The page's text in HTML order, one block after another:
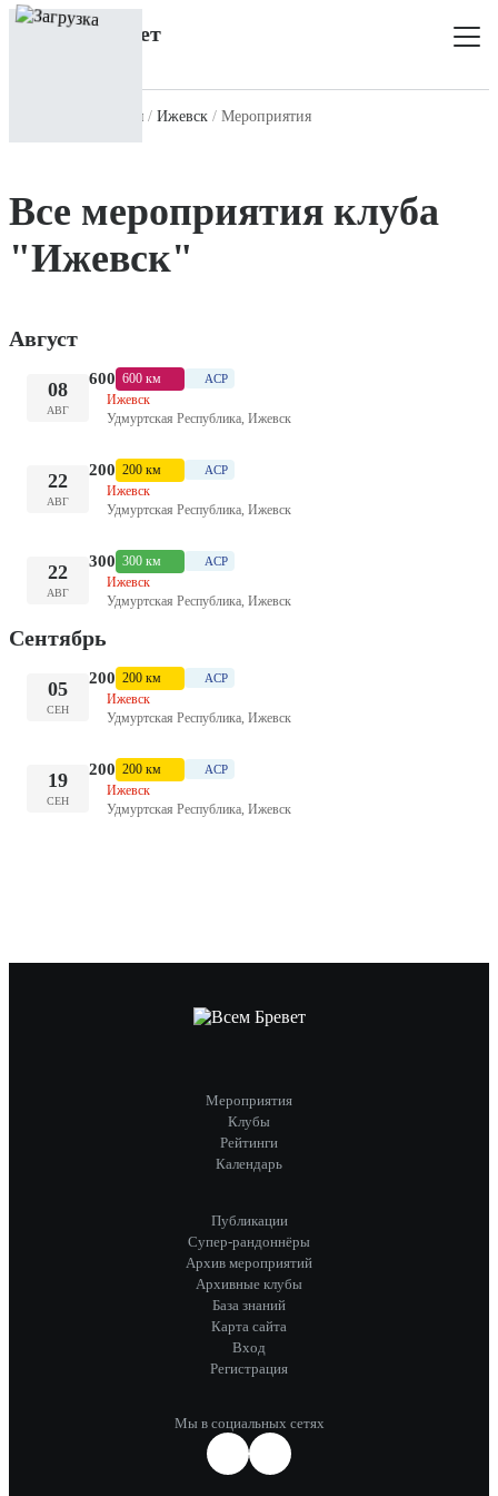
Все клубы Ижевск Мероприятия
Все мероприятия клуба
"Ижевск"
Август
08
АВГ
600 600 км ACP
Ижевск
Удмуртская Республика, Ижевск
22
АВГ
200 200 км ACP
Ижевск
Удмуртская Республика, Ижевск
22
АВГ
300 300 км ACP
Ижевск
Удмуртская Республика, Ижевск
Сентябрь
05
СЕН
200 200 км ACP
Ижевск
Удмуртская Республика, Ижевск
19
СЕН
200 200 км ACP
Ижевск
Удмуртская Республика, Ижевск
Мероприятия
Клубы
Рейтинги
Календарь
Публикации
Супер-рандоннёры
Архив мероприятий
Архивные клубы
База знаний
Карта сайта
Вход
Регистрация
Мы в социальных сетях